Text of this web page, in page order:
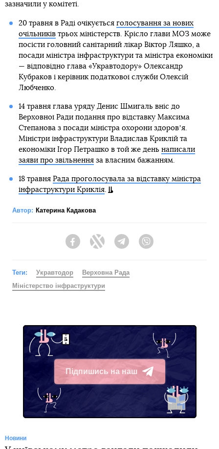
зазначили у комітеті.
20 травня в Раді очікується голосування за нових
очільниківтрьох міністерств. Крісло глави МОЗ може
посісти головний санітарний лікар Віктор Ляшко, а
посади міністра інфраструктури та міністра економіки
— відповідно глава «Укравтодору» Олександр
Кубраков і керівник податкової служби Олексій
Любченко.
14 травня глава уряду Денис Шмигаль вніс до
Верховної Ради подання про відставку Максима
Степанова з посади міністра охорони здоровʼя.
Міністри інфраструктури Владислав Криклій та
економіки Ігор Петрашко в той же день написали
заяви про звільненняза власним бажанням.
18 травня Рада проголосувала за відставку міністра
інфраструктури Криклія.
Автор: Катерина Кадакова
FacebookTwitter Telegram
Теги: Укравтодор
Верховна Рада
Міністерство інфраструктури
Підпишись на наш
Telegram
Новини